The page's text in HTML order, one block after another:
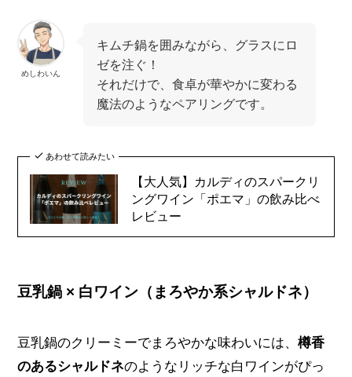
めしわいん
キムチ鍋を囲みながら、グラスにロ
ゼを注ぐ！
それだけで、食卓が華やかに変わる
魔法のようなペアリングです。
あわせて読みたい
【大人気】カルディのスパークリ
ングワイン「ポエマ」の飲み比べ
レビュー
豆乳鍋 × 白ワイン（まろやか系シャルドネ）
豆乳鍋のクリーミーでまろやかな味わいには、樽香
のあるシャルドネのようなリッチな白ワインがぴっ